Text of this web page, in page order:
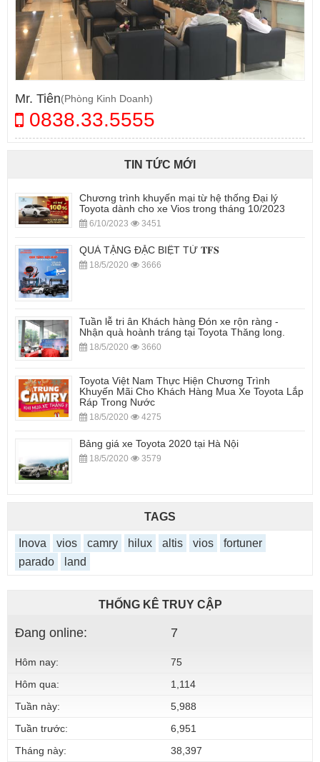
Mr. Tiên(Phòng Kinh Doanh)
0838.33.5555
TIN TỨC MỚI
Chương trình khuyến mại từ hệ thống Đại lý
Toyota dành cho xe Vios trong tháng 10/2023
6/10/2023 3451
QUÀ TẶNG ĐẶC BIỆT TỪ 𝐓𝐅𝐒
18/5/2020 3666
Tuần lễ tri ân Khách hàng Đón xe rộn ràng -
Nhận quà hoành tráng tại Toyota Thăng long.
18/5/2020 3660
Toyota Việt Nam Thực Hiện Chương Trình
Khuyến Mãi Cho Khách Hàng Mua Xe Toyota Lắp
Ráp Trong Nước
18/5/2020 4275
Bảng giá xe Toyota 2020 tại Hà Nội
18/5/2020 3579
TAGS
Inova vios camry hilux altis vios
fortuner
parado
land
THỐNG KÊ TRUY CẬP
Đang online: 7
Hôm nay:
75
Hôm qua:
1,114
Tuần này:
5,988
Tuần trước:
6,951
Tháng này:
38,397